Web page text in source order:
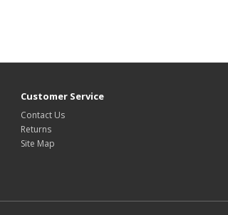
Customer Service
Contact Us
Returns
Site Map